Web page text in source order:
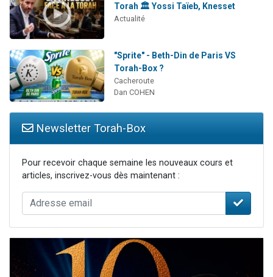
Torah 🏛️ Yossi Taïeb, Knesset
Actualité
"Sprite" - Beth-Din de Paris VS
Torah-Box ?
Cacheroute
Dan COHEN
Newsletter Torah-Box
Pour recevoir chaque semaine les nouveaux cours et
articles, inscrivez-vous dès maintenant :